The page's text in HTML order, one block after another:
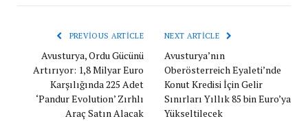
PREVIOUS ARTICLE
Avusturya, Ordu Gücünü
Artırıyor: 1,8 Milyar Euro
Karşılığında 225 Adet
‘Pandur Evolution’ Zırhlı
Araç Satın Alacak
NEXT ARTICLE
Avusturya’nın
Oberösterreich Eyaleti’nde
Konut Kredisi İçin Gelir
Sınırları Yıllık 85 bin Euro’ya
Yükseltilecek